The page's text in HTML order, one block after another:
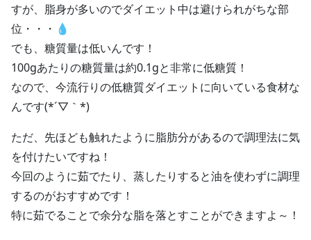
すが、脂身が多いのでダイエット中は避けられがちな部
位・・・💧
でも、糖質量は低いんです！
100gあたりの糖質量は約0.1gと非常に低糖質！
なので、今流行りの低糖質ダイエットに向いている食材な
んです(*´▽｀*)
ただ、先ほども触れたように脂肪分があるので調理法に気
を付けたいですね！
今回のように茹でたり、蒸したりすると油を使わずに調理
するのがおすすめです！
特に茹でることで余分な脂を落とすことができますよ～！